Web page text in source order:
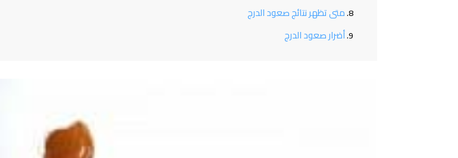
متى تظهر نتائج صعود الدرج
أضرار صعود الدرج